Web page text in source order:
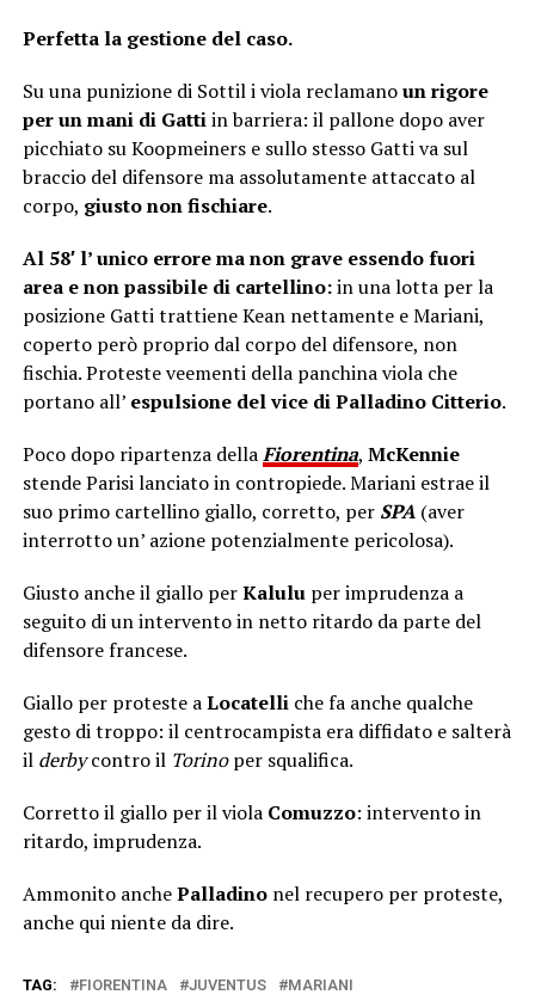
Perfetta la gestione del caso.
Su una punizione di Sottil i viola reclamanoun rigore
per un mani di Gattiin barriera: il pallone dopo aver
picchiato su Koopmeiners e sullo stesso Gatti va sul
braccio del difensore ma assolutamente attaccato al
corpo, giusto non fischiare.
Al 58′ l’ unico errore ma non grave essendo fuori
area e non passibile di cartellino:in una lotta per la
posizione Gatti trattiene Kean nettamente e Mariani,
coperto però proprio dal corpo del difensore, non
fischia. Proteste veementi della panchina viola che
portano all’ espulsione del vice di Palladino Citterio.
Poco dopo ripartenza dellaFiorentina, McKennie
stende Parisi lanciato in contropiede. Mariani estrae il
suo primo cartellino giallo, corretto, per SPA(aver
interrotto un’ azione potenzialmente pericolosa).
Giusto anche il giallo perKaluluper imprudenza a
seguito di un intervento in netto ritardo da parte del
difensore francese.
Giallo per proteste aLocatelliche fa anche qualche
gesto di troppo: il centrocampista era diffidato e salterà
il derbycontro il Torinoper squalifica.
Corretto il giallo per il viola Comuzzo: intervento in
ritardo, imprudenza.
Ammonito anchePalladinonel recupero per proteste,
anche qui niente da dire.
TAG: FIORENTINA JUVENTUS MARIANI